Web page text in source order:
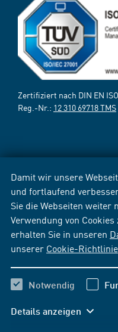
Damit wir unsere
und fortlaufend
Sie die Webseiten weiter
Verwendung von
erhalten Sie in unseren
unserer Cookie-Richtlinie
Notwendig
Details anzeigen
Zertifiziert nach DIN EN
Reg.-Nr.: 12 310 69718 TMS